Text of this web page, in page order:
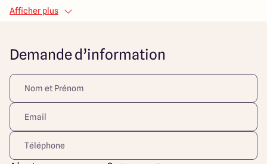
Le terrain, d'une superficie de 475 m², vous permet de
lieu de détente pour les parents. Cet emplacement
proche de toutes les commodités nécessaires à votre
quotidien.
Ce projet représente une véritable opportunité pour les
familles en quête d'espace et de confort, tout en
bénéficiant d'un cadre de vie équilibré, où il fait bon vivre
et grandir. Ne laissez pas passer l'occasion de réaliser
votre rêve de construire la maison familiale idéale dans
Afficher plus
Demande d’information